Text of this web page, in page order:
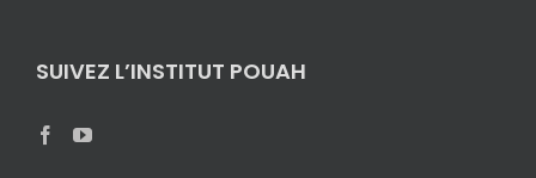
SUIVEZ L’INSTITUT POUAH